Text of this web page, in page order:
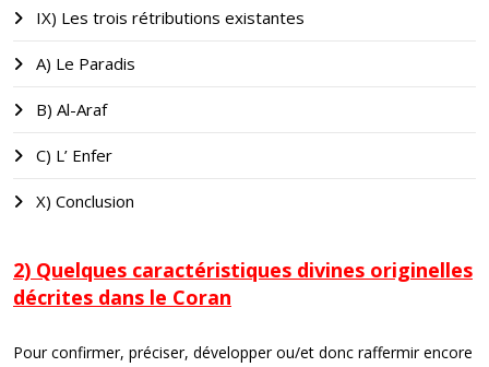
IX) Les trois rétributions existantes
A) Le Paradis
B) Al-Araf
C) L’ Enfer
X) Conclusion
2) Quelques caractéristiques divines originelles
décrites dans le Coran
Pour confirmer, préciser, développer ou/et donc raffermir encore